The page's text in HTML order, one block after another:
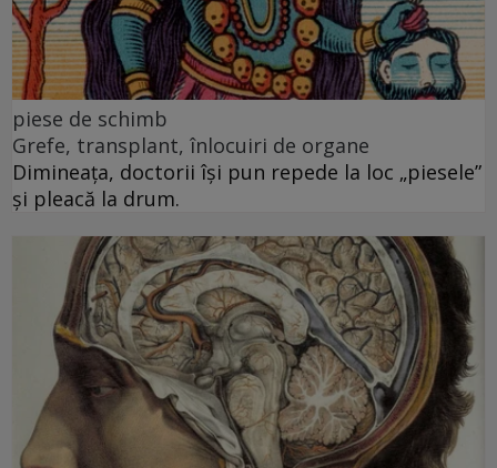
piese de schimb
Grefe, transplant, înlocuiri de organe
Dimineața, doctorii își pun repede la loc „piesele”
și pleacă la drum.